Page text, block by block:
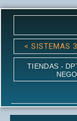
< SISTEMAS
TIENDAS -